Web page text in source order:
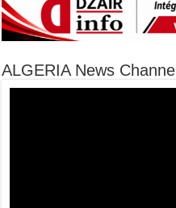
ALGERIA News Channel